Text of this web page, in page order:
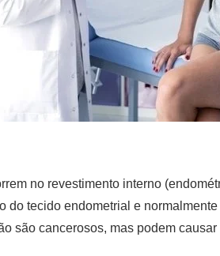
no revestimento interno
do tecido endometrial e
são cancerosos, mas podem